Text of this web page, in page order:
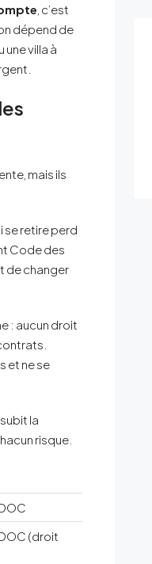
, c’est
dépend de
villa à
mais ils
se retire perd
Code des
de changer
: aucun droit
et ne se
la
risque.
(droit